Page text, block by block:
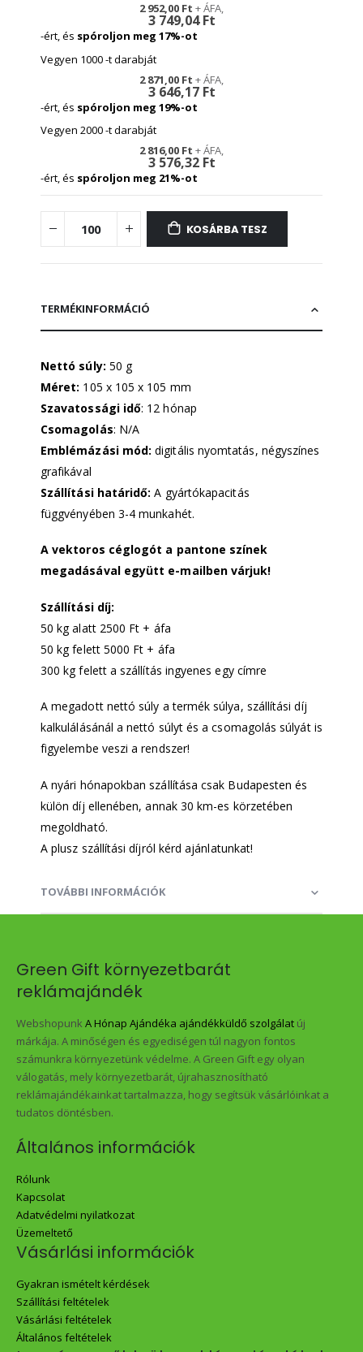
3 749,04 Ft
2 952,00 Ft
-ért, és spóroljon meg 17%-ot
Vegyen 1000 -t darabját
3 646,17 Ft
2 871,00 Ft
-ért, és spóroljon meg 19%-ot
Vegyen 2000 -t darabját
3 576,32 Ft
2 816,00 Ft
-ért, és spóroljon meg 21%-ot
KOSÁRBA TESZ
TERMÉKINFORMÁCIÓ
Nettó súly: 50 g
Méret: 105 x 105 x 105 mm
Szavatossági idő: 12 hónap
Csomagolás: N/A
Emblémázási mód: digitális nyomtatás, négyszínes
grafikával
Szállítási határidő: A gyártókapacitás
függvényében 3-4 munkahét.
A vektoros céglogót a pantone színek
megadásával együtt e-mailben várjuk!
Szállítási díj:
50 kg alatt 2500 Ft + áfa
50 kg felett 5000 Ft + áfa
300 kg felett a szállítás ingyenes egy címre
A megadott nettó súly a termék súlya, szállítási díj
kalkulálásánál a nettó súlyt és a csomagolás súlyát is
figyelembe veszi a rendszer!
A nyári hónapokban szállítása csak Budapesten és
külön díj ellenében, annak 30 km-es körzetében
megoldható.
A plusz szállítási díjról kérd ajánlatunkat!
TOVÁBBI INFORMÁCIÓK
Green Gift környezetbarát
reklámajándék
Webshopunk A Hónap Ajándéka ajándékküldő szolgálat új
márkája. A minőségen és egyediségen túl nagyon fontos
számunkra környezetünk védelme. A Green Gift egy olyan
válogatás, mely környezetbarát, újrahasznosítható
reklámajándékainkat tartalmazza, hogy segítsük vásárlóinkat a
tudatos döntésben.
Általános információk
Rólunk
Kapcsolat
Adatvédelmi nyilatkozat
Üzemeltető
Vásárlási információk
Gyakran ismételt kérdések
Szállítási feltételek
Vásárlási feltételek
Általános feltételek